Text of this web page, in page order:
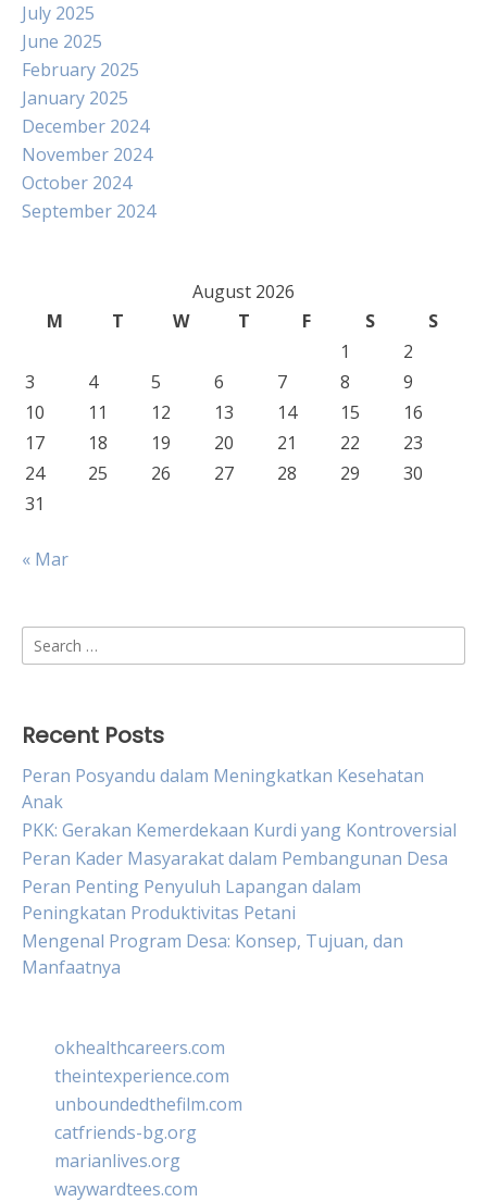
July 2025
June 2025
February 2025
January 2025
December 2024
November 2024
October 2024
September 2024
August 2026
M
T W T F S
S
1
2
3
4 5 6 7 8
9
10
11 12 13 14 15
16
17
18 19 20 21 22
23
24
25 26 27 28 29
30
31
« Mar
Search
for:
Recent Posts
Peran Posyandu dalam Meningkatkan Kesehatan
Anak
PKK: Gerakan Kemerdekaan Kurdi yang Kontroversial
Peran Kader Masyarakat dalam Pembangunan Desa
Peran Penting Penyuluh Lapangan dalam
Peningkatan Produktivitas Petani
Mengenal Program Desa: Konsep, Tujuan, dan
Manfaatnya
okhealthcareers.com
theintexperience.com
unboundedthefilm.com
catfriends-bg.org
marianlives.org
waywardtees.com